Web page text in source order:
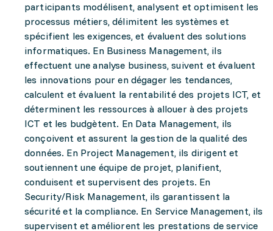
participants modélisent, analysent et optimisent les
processus métiers, délimitent les systèmes et
spécifient les exigences, et évaluent des solutions
informatiques. En Business Management, ils
effectuent une analyse business, suivent et évaluent
les innovations pour en dégager les tendances,
calculent et évaluent la rentabilité des projets ICT, et
déterminent les ressources à allouer à des projets
ICT et les budgètent. En Data Management, ils
conçoivent et assurent la gestion de la qualité des
données. En Project Management, ils dirigent et
soutiennent une équipe de projet, planifient,
conduisent et supervisent des projets. En
Security/Risk Management, ils garantissent la
sécurité et la compliance. En Service Management, ils
supervisent et améliorent les prestations de service